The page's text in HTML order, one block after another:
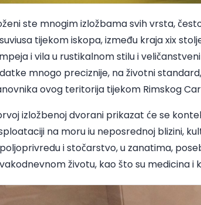
ste mnogim izložbama svih vrsta,
tijekom iskopa, između kraja xix
i vila u rustikalnom stilu i
mnogo preciznije, na životni
ovog teritorija tijekom Rimskog
izložbenoj dvorani prikazat će se
na moru iu neposrednoj blizini,
i stočarstvo, u zanatima,
životu, kao što su medicina